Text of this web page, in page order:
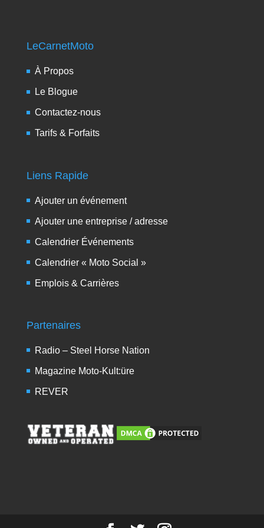
LeCarnetMoto
À Propos
Le Blogue
Contactez-nous
Tarifs & Forfaits
Liens Rapide
Ajouter un événement
Ajouter une entreprise / adresse
Calendrier Événements
Calendrier « Moto Social »
Emplois & Carrières
Partenaires
Radio – Steel Horse Nation
Magazine Moto-Kult:üre
REVER